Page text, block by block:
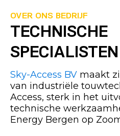
OVER ONS BEDRIJF
TECHNISCHE
SPECIALISTEN
Sky-Access BV maakt
van industriële
Access, sterk in het
technische
Energy Bergen op